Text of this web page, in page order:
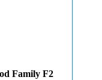
Family F2